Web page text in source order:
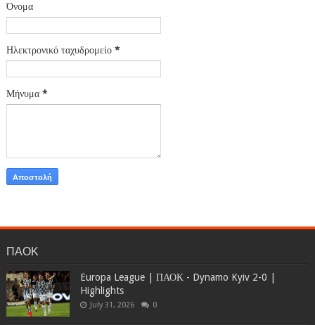
Όνομα
Ηλεκτρονικό ταχυδρομείο *
Μήνυμα *
ΠΑΟΚ
Europa League | ΠΑΟΚ - Dynamo Kyiv 2-0 |
Highlights
July 31, 2026 0